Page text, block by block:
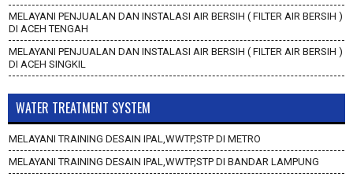
MELAYANI PENJUALAN DAN INSTALASI AIR BERSIH ( FILTER AIR BERSIH )
DI ACEH TENGAH
MELAYANI PENJUALAN DAN INSTALASI AIR BERSIH ( FILTER AIR BERSIH )
DI ACEH SINGKIL
WATER TREATMENT SYSTEM
MELAYANI TRAINING DESAIN IPAL,WWTP,STP DI METRO
MELAYANI TRAINING DESAIN IPAL,WWTP,STP DI BANDAR LAMPUNG